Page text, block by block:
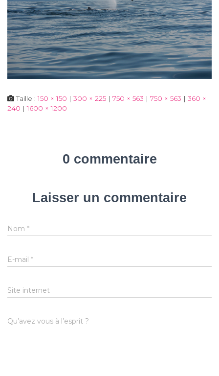
Taille :150 × 150 | 300 × 225 | 750 × 563 | 750 × 563 | 360 ×
240 | 1600 × 1200
0 commentaire
Laisser un commentaire
Nom *
E-mail *
Site internet
Qu’avez vous à l’esprit ?